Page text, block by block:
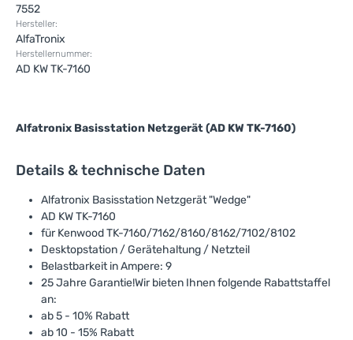
7552
Hersteller:
AlfaTronix
Herstellernummer:
AD KW TK-7160
Alfatronix Basisstation Netzgerät (AD KW TK-7160)
Details & technische Daten
Alfatronix Basisstation Netzgerät "Wedge"
AD KW TK-7160
für Kenwood TK-7160/7162/8160/8162/7102/8102
Desktopstation / Gerätehaltung / Netzteil
Belastbarkeit in Ampere: 9
25 Jahre Garantie!Wir bieten Ihnen folgende Rabattstaffel
an:
ab 5 - 10% Rabatt
ab 10 - 15% Rabatt